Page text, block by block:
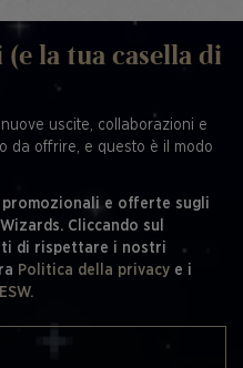
la tua casella di
uscite, collaborazioni e
da offrire, e questo è il modo
promozionali e offerte sugli
Cliccando sul
di rispettare i nostri
Politica della privacy e i